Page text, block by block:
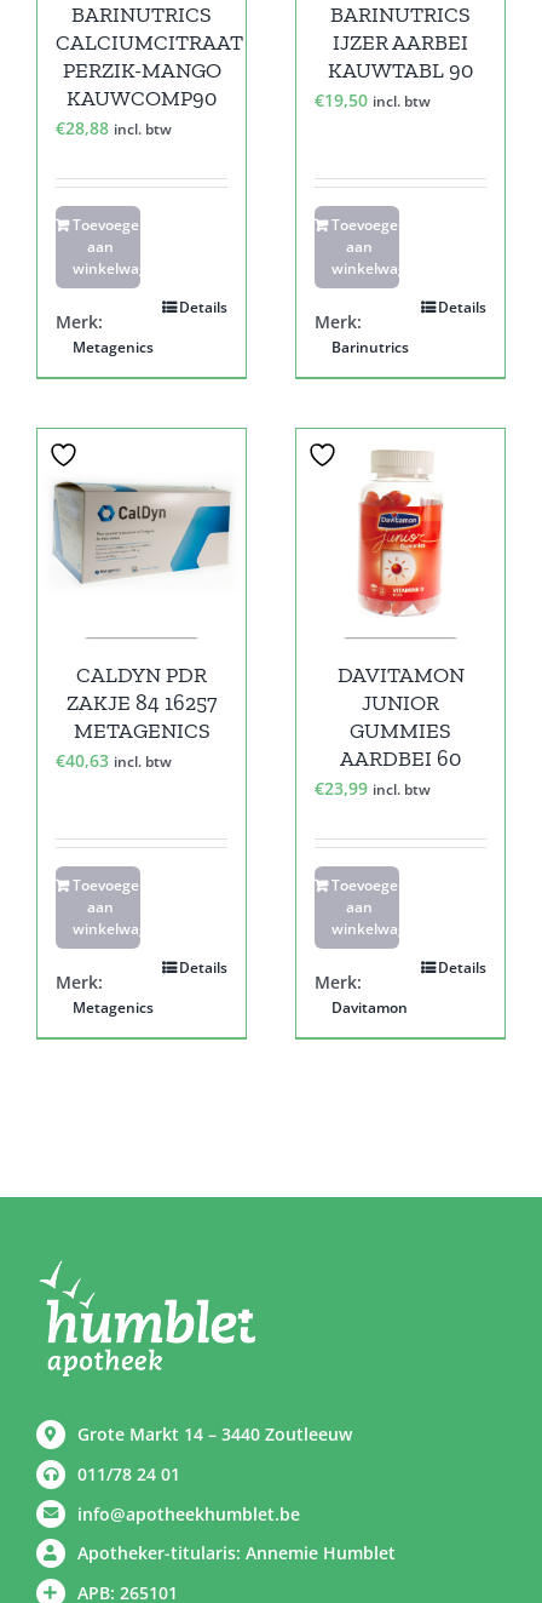
BARINUTRICS
CALCIUMCITRAAT
PERZIK-MANGO
KAUWCOMP90
€28,88 incl. btw
Toevoegen
aan
winkelwagen
Details
Merk:
Metagenics
BARINUTRICS
IJZER AARBEI
KAUWTABL 90
€19,50 incl. btw
Toevoegen
aan
winkelwagen
Details
Merk:
Barinutrics
CALDYN PDR
ZAKJE 84 16257
METAGENICS
€40,63 incl. btw
Toevoegen
aan
winkelwagen
Details
Merk:
Metagenics
DAVITAMON
JUNIOR
GUMMIES
AARDBEI 60
€23,99 incl. btw
Toevoegen
aan
winkelwagen
Details
Merk:
Davitamon
Grote Markt 14 – 3440 Zoutleeuw
011/78 24 01
info@apotheekhumblet.be
Apotheker-titularis: Annemie Humblet
APB: 265101